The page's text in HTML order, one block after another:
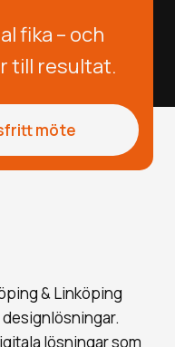
fika – och
till resultat.
möte
& Linköping
lösningar som